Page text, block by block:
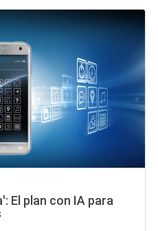
El plan con IA para